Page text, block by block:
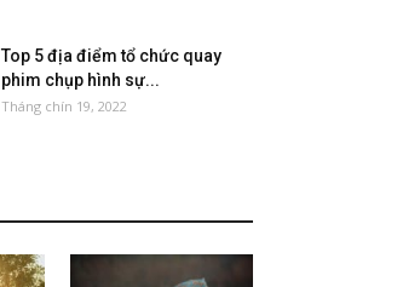
Top 5 địa điểm tổ chức quay
phim chụp hình sự...
Tháng chín 19, 2022